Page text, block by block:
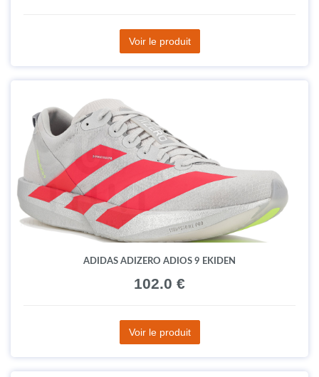
Voir le produit
ADIDAS ADIZERO ADIOS 9 EKIDEN
102.0 €
Voir le produit